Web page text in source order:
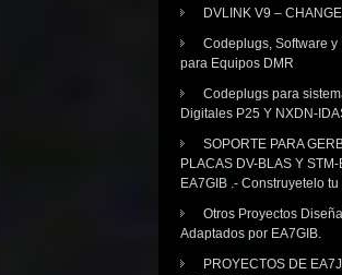
DVLINK V9 –
Codeplugs, Software y
para Equipos DMR
Codeplugs para
Digitales P25 Y NXDN-
SOPORTE PARA
PLACAS DV-BLAS Y
EA7GIB .- Construyetelo
Otros Proyectos
Adaptados por EA7GIB.
PROYECTOS DE